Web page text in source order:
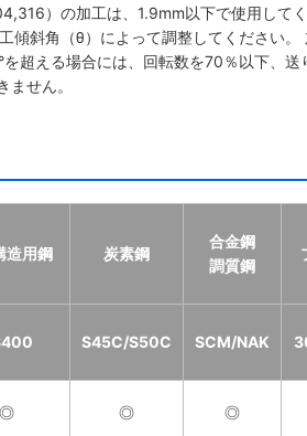
）の加工は、1.9mm以下で使用して
傾斜角（θ）によって調整してください
超える場合には、回転数を70％以下、
ません。
造用鋼 炭素鋼
合金鋼
調質鋼
S45C/S50C SCM/NAK
◎ ◎ ◎